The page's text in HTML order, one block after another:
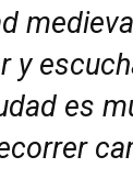
y
es